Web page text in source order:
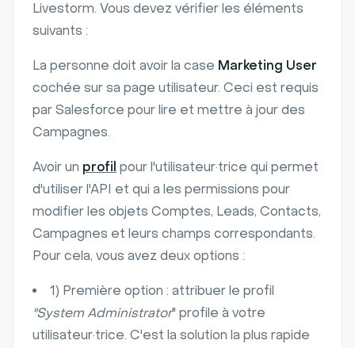
Livestorm. Vous devez vérifier les éléments
suivants :
La personne doit avoir la case Marketing User
cochée sur sa page utilisateur. Ceci est requis
par Salesforce pour lire et mettre à jour des
Campagnes.
Avoir un profil pour l'utilisateur·trice qui permet
d'utiliser l'API et qui a les permissions pour
modifier les objets Comptes, Leads, Contacts,
Campagnes et leurs champs correspondants.
Pour cela, vous avez deux options :
1) Première option : attribuer le profil
"System Administrator" profile à votre
utilisateur·trice. C'est la solution la plus rapide